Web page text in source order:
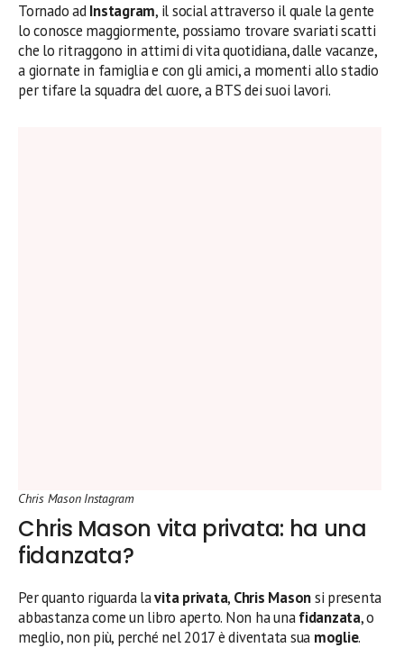
Tornado adInstagram, il social attraverso il quale la gente
lo conosce maggiormente, possiamo trovare svariati scatti
che lo ritraggono in attimi di vita quotidiana, dalle vacanze,
a giornate in famiglia e con gli amici, a momenti allo stadio
per tifare la squadra del cuore, a BTS dei suoi lavori.
Chris Mason Instagram
Chris Mason vita privata: ha una
fidanzata?
Per quanto riguarda lavita privata, Chris Masonsi presenta
abbastanza come un libro aperto. Non ha unafidanzata, o
meglio, non più, perché nel 2017 è diventata sua moglie.